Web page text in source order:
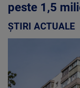
peste 1,5
ȘTIRI ACTUALE